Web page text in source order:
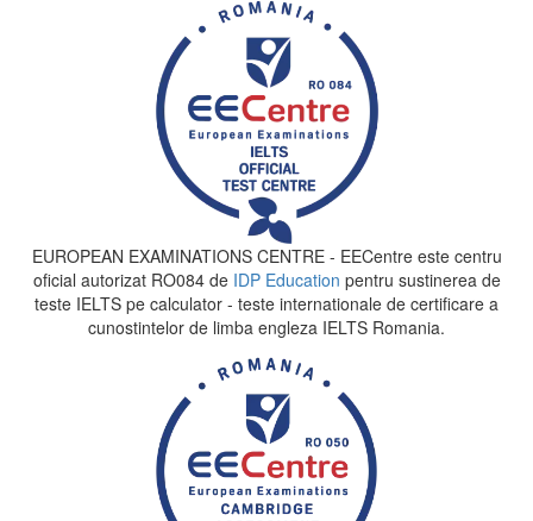
EUROPEAN EXAMINATIONS CENTRE - EECentre este centru
oficial autorizat RO084 de IDP Education pentru sustinerea de
teste IELTS pe calculator - teste internationale de certificare a
cunostintelor de limba engleza IELTS Romania.